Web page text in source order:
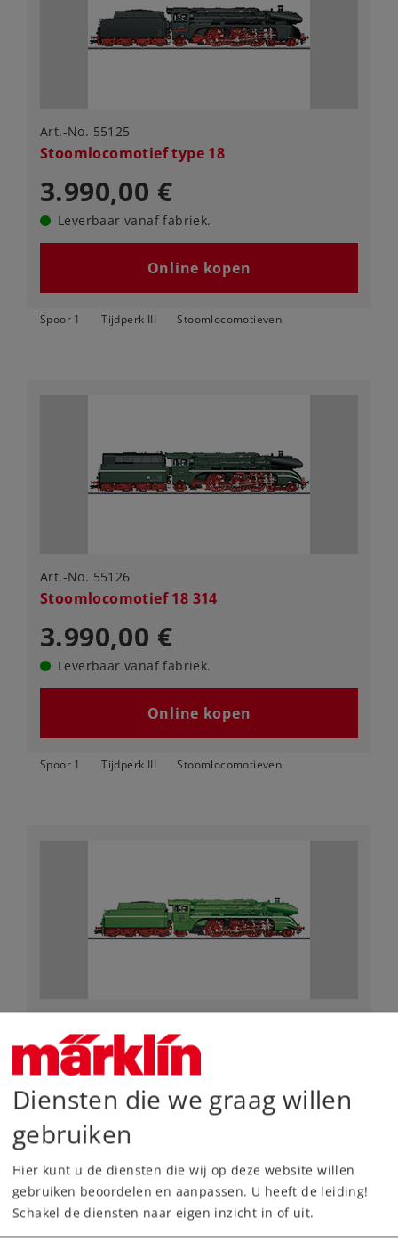
Art.-No. 55125
Stoomlocomotief type 18
3.990,00 €
Leverbaar vanaf fabriek.
Online kopen
Spoor 1 Tijdperk III Stoomlocomotieven
Art.-No. 55126
Stoomlocomotief 18 314
3.990,00 €
Leverbaar vanaf fabriek.
Online kopen
Spoor 1 Tijdperk III Stoomlocomotieven
Stoomlocomotief type 18
3.990,00 €
Leverbaar vanaf fabriek.
Spoor 1 Tijdperk III Stoomlocomotieven
Diensten die we graag willen
gebruiken
Hier kunt u de diensten die wij op deze website willen
gebruiken beoordelen en aanpassen. U heeft de leiding!
Schakel de diensten naar eigen inzicht in of uit.